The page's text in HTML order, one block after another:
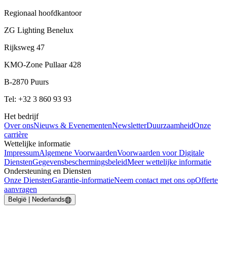
Regionaal hoofdkantoor
ZG Lighting Benelux
Rijksweg 47
KMO-Zone Pullaar 428
B-2870 Puurs
Tel: +32 3 860 93 93
Het bedrijf
Over onsNieuws & EvenementenNewsletterDuurzaamheidOnze
carrière
Wettelijke informatie
ImpressumAlgemene VoorwaardenVoorwaarden voor Digitale
DienstenGegevensbeschermingsbeleidMeer wettelijke informatie
Ondersteuning en Diensten
Onze DienstenGarantie-informatieNeem contact met ons opOfferte
aanvragen
België | Nederlands